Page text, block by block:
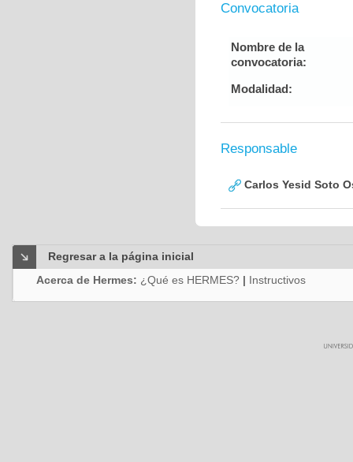
Convocatoria
Nombre de la
convocatoria:
Modalidad:
Responsable
Carlos Yesid Soto
Regresar a la página inicial
Acerca de Hermes: ¿Qué es HERMES? | Instructivos